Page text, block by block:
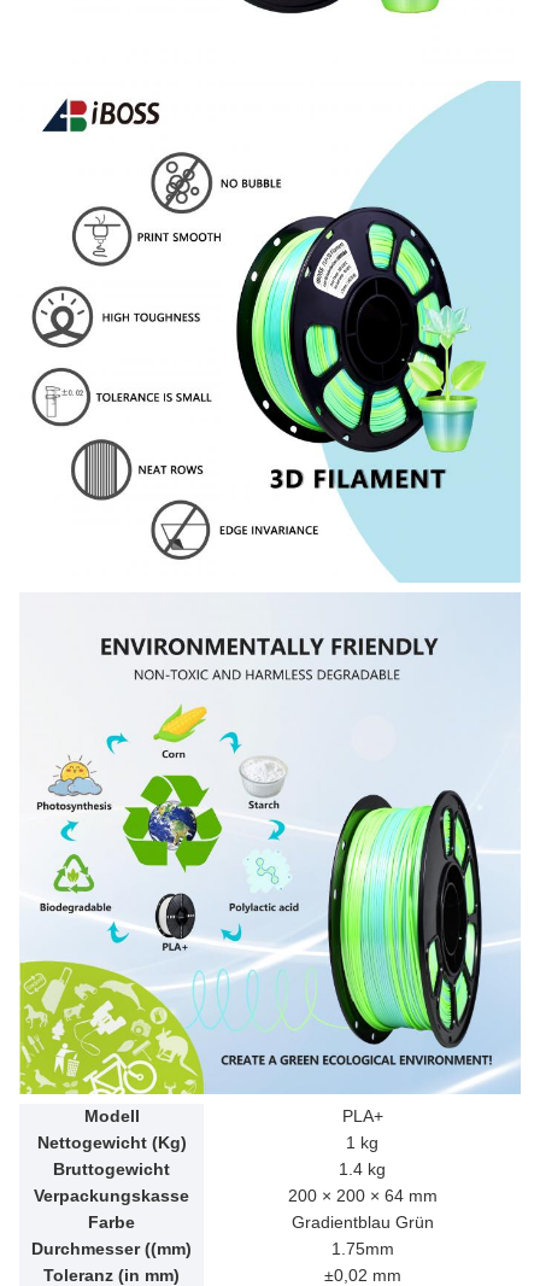
Modell
PLA+
Nettogewicht (Kg)
1 kg
Bruttogewicht
1.4 kg
Verpackungskasse
200 × 200 × 64 mm
Farbe
Gradientblau Grün
Durchmesser ((mm)
1.75mm
Toleranz (in mm)
±0,02 mm